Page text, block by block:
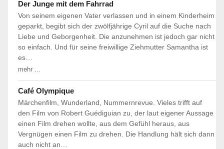
Der Junge mit dem Fahrrad
Von seinem eigenen Vater verlassen und in einem Kinderheim
geparkt, begibt sich der zwölfjährige Cyril auf die Suche nach
Liebe und Geborgenheit. Die anzunehmen ist jedoch gar nicht
so einfach. Und für seine freiwillige Ziehmutter Samantha ist
es…
mehr ...
Café Olympique
Märchenfilm, Wunderland, Nummernrevue. Vieles trifft auf
den Film von Robert Guédiguian zu, der laut eigener Aussage
einen Film drehen wollte, aus dem Gefühl heraus, aus
Vergnügen einen Film zu drehen. Die Handlung hält sich dann
auch nicht an…